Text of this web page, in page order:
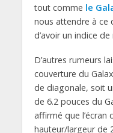
tout comme le
nous attendre à ce
d’avoir un indice de
D’autres rumeurs
couverture du
de diagonale, soit
de 6.2 pouces du
affirmé que
hauteur/largeur de